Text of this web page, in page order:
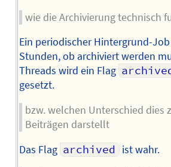
wie die Archivierung technisch
Ein periodischer Hintergrund-
Stunden, ob archiviert werden
Threads wird ein Flag
gesetzt.
bzw. welchen Unterschied dies
Beiträgen darstellt
Das Flag archived ist wahr.